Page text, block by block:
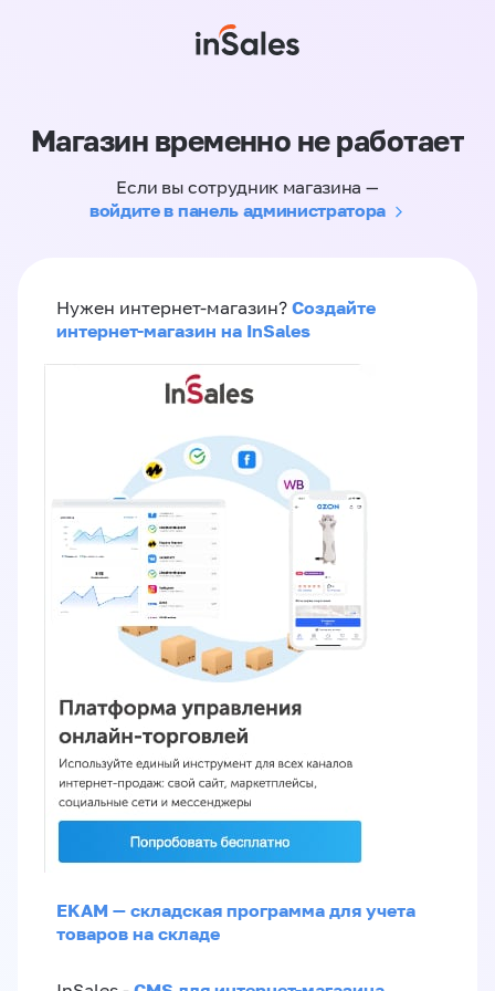
Магазин временно не работает
Если вы сотрудник магазина —
войдите в панель администратора
Нужен интернет-магазин? Создайте
интернет-магазин на InSales
EKAM — складская программа для учета
товаров на складе